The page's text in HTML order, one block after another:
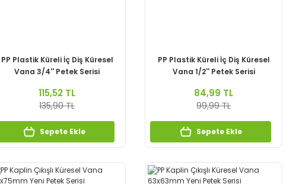
PP Plastik Küreli İç Diş Küresel
Vana 3/4'' Petek Serisi
115,52 TL
135,90 TL
Sepete Ekle
PP Plastik Küreli İç Diş Küresel
Vana 1/2'' Petek Serisi
84,99 TL
99,99 TL
Sepete Ekle